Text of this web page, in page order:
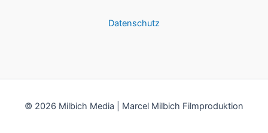
Datenschutz
© 2026 Milbich Media | Marcel Milbich Filmproduktion